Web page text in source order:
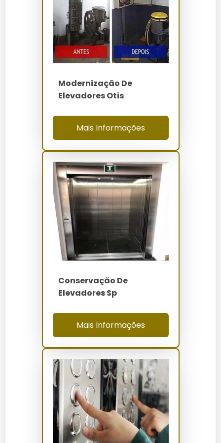
Como Funciona / Como Usar
Avaliação Inicial:Um técnico especializado
realiza uma inspeção para identificar
Escolha de Materiais:Selecione materiais e
acabamentos que melhor atendem ao projeto.
para minimizar impactos nos usuários.
A equipe realiza a modernização
conforme o planejamento estabelecido.
Revisão e Ajustes:
Após a instalação, ajustes
finais são feitos para garantir a qualidade.
Quanto Custa Modernização
Estética de Elevadores em SP
Os preços variam de R$ 30.000 a R$ 100.000,
dependendo do tamanho do projeto e dos materiais
escolhidos. Fatores como o estado atual do elevador e
as especificações desejadas influenciam no custo
Onde Comprar
A modernização estética de elevadores pode ser
adquirida diretamente com a Elevadores Servtec,
soluções personalizadas e ampla experiência no
mercado. Além disso, você pode encontrar opções
em lojas online especializadas.
Manutenção e Cuidados
Para manter a estética e o funcionamento do
elevador, é essencial realizar manutenções regulares
e inspeções técnicas. Utilize produtos de limpeza
Modernização De
Elevadores Otis
Mais Informações
Conservação De
Elevadores Sp
Mais Informações